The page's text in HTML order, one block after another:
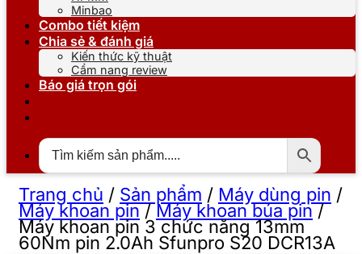
Minbao
Combo tiết kiệm
Chia sẻ & đánh giá
Kiến thức kỹ thuật
Cẩm nang review
Báo giá trọn gói
Trang chủ / Sản phẩm / Máy dùng pin /
Máy khoan pin/Máy khoan búa pin/
Máy khoan pin 3 chức năng 13mm
60Nm pin 2.0Ah Sfunpro S20 DCR13A